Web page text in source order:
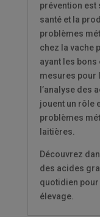
prévention est
santé et la
problèmes
chez la vache
ayant les
mesures pour
l’analyse des
jouent un rôle
problèmes
laitières.
Découvrez
des acides
quotidien
élevage.